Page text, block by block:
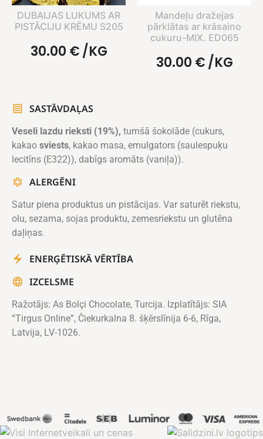
DUBAIJAS LUKUMS AR
PISTĀCIJU KRĒMU S205
30.00 €/KG
Mandeļu dražejas
pārklātas ar krāsaino
cukuru-MIX. ED065
30.00 €/KG
SASTĀVDAĻAS
Veseli lazdu rieksti (19%), tumšā šokolāde (cukurs,
kakao sviests, kakao masa, emulgators (saulespuķu
lecitīns (E322)), dabīgs aromāts (vaniļa)).
ALERGĒNI
Satur piena produktus un pistācijas. Var saturēt riekstu,
olu, sezama, sojas produktu, zemesriekstu un glutēna
daļiņas.
ENERĢĒTISKĀ VĒRTĪBA
IZCELSME
Ražotājs: As Bolçi Chocolate, Turcija. Izplatītājs: SIA
“Tirgus Online”, Čiekurkalna 8. šķērslīnija 6-6, Rīga,
Latvija, LV-1026.